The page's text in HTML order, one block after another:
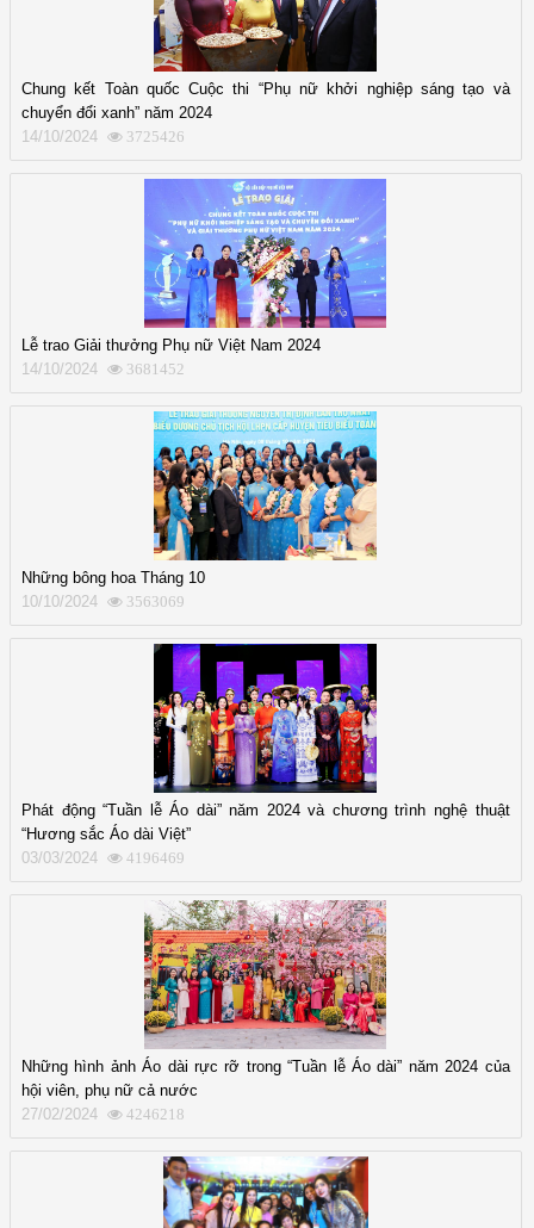
Chung kết Toàn quốc Cuộc thi “Phụ nữ khởi nghiệp sáng tạo và
chuyển đổi xanh” năm 2024
14/10/2024
3725426
Lễ trao Giải thưởng Phụ nữ Việt Nam 2024
14/10/2024
3681452
Những bông hoa Tháng 10
10/10/2024
3563069
Phát động “Tuần lễ Áo dài” năm 2024 và chương trình nghệ thuật
“Hương sắc Áo dài Việt”
03/03/2024
4196469
Những hình ảnh Áo dài rực rỡ trong “Tuần lễ Áo dài” năm 2024 của
hội viên, phụ nữ cả nước
27/02/2024
4246218